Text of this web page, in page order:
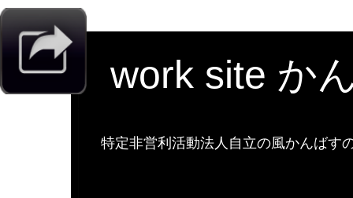
work site か
特定非営利活動法人自立の風かんばす